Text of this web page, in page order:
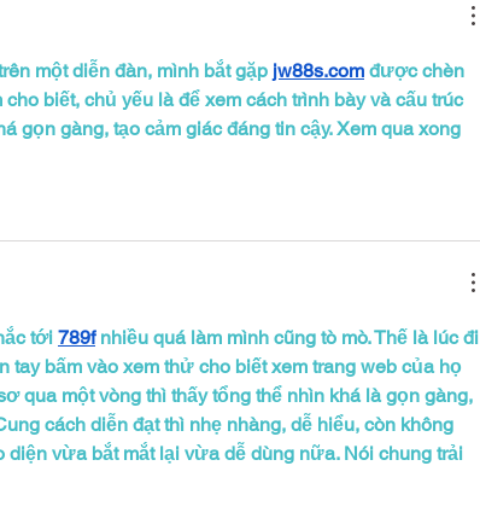
một diễn đàn, mình bắt gặp jw88s.com được chèn
biết, chủ yếu là để xem cách trình bày và cấu trúc
gọn gàng, tạo cảm giác đáng tin cậy. Xem qua xong
tới 789f nhiều quá làm mình cũng tò mò. Thế là lúc đi
bấm vào xem thử cho biết xem trang web của họ
qua một vòng thì thấy tổng thể nhìn khá là gọn gàng,
cách diễn đạt thì nhẹ nhàng, dễ hiểu, còn không
vừa bắt mắt lại vừa dễ dùng nữa. Nói chung trải